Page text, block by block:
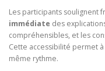
Les participants soulignent
immédiate des
compréhensibles, et les
Cette accessibilité permet
même rythme.